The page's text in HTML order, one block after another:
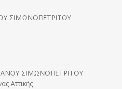
ΣΙΜΩΝΟΠΕΤΡΙΤΟΥ
ΣΙΜΩΝΟΠΕΤΡΙΤΟΥ
Αττικής